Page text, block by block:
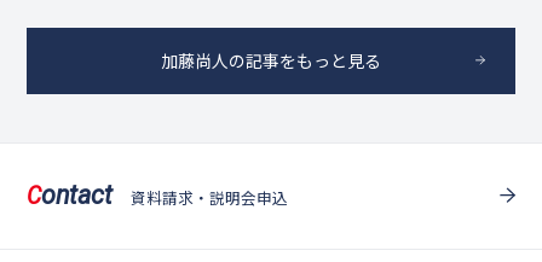
加藤尚人の記事をもっと見る
Contact 資料請求・説明会申込